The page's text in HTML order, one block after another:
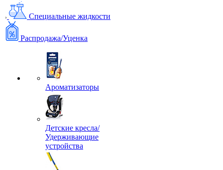
Специальные жидкости
Распродажа/Уценка
Ароматизаторы
Детские кресла/
Удерживающие
устройства